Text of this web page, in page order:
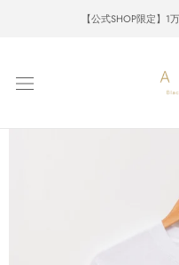
【公式SHOP限定】1